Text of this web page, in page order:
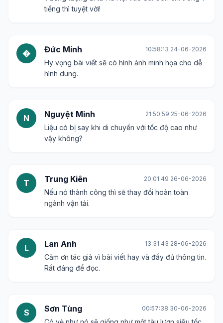
tiếng thì tuyệt vời!
� Đức Minh 10:58:13 24-06-2026
Hy vọng bài viết sẽ có hình ảnh minh họa cho dễ
hình dung.
N Nguyệt Minh 21:50:59 25-06-2026
Liệu có bị say khi di chuyển với tốc độ cao như
vậy không?
T Trung Kiên 20:01:49 26-06-2026
Nếu nó thành công thì sẽ thay đổi hoàn toàn
ngành vận tải.
L Lan Anh 13:31:43 28-06-2026
Cảm ơn tác giả vì bài viết hay và đầy đủ thông tin.
Rất đáng để đọc.
S Sơn Tùng 00:57:38 30-06-2026